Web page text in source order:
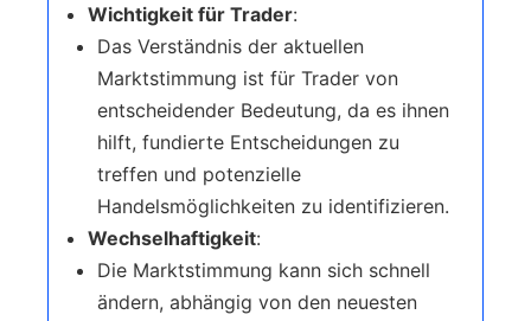
Wichtigkeit für Trader:
Das Verständnis der aktuellen
Marktstimmung ist für Trader von
entscheidender Bedeutung, da es ihnen
hilft, fundierte Entscheidungen zu
treffen und potenzielle
Handelsmöglichkeiten zu identifizieren.
Wechselhaftigkeit:
Die Marktstimmung kann sich schnell
ändern, abhängig von den neuesten